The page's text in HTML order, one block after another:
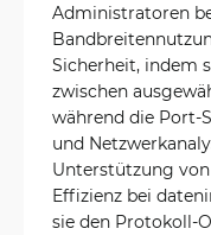
Administratoren
Sicherheit, indem
zwischen
während die Port-
und
Unterstützung
Effizienz bei
sie den Protokoll-